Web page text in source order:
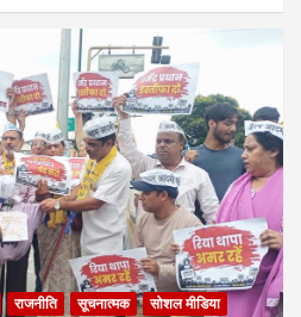
राजनीति सूचनात्मक सोशल मीडिया